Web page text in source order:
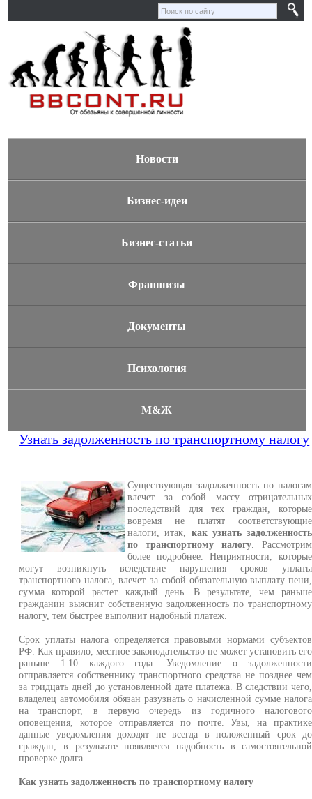
Новости
Бизнес-идеи
Бизнес-статьи
Франшизы
Документы
Психология
М&Ж
Узнать задолженность по транспортному налогу
Существующая задолженность по налогам
влечет за собой массу отрицательных
последствий для тех граждан, которые
вовремя не платят соответствующие
налоги, итак, как узнать задолженность
по транспортному налогу . Рассмотрим
более подробнее. Неприятности, которые
могут возникнуть вследствие нарушения сроков уплаты
транспортного налога, влечет за собой обязательную выплату пени,
сумма которой растет каждый день. В результате, чем раньше
гражданин выяснит собственную задолженность по транспортному
налогу, тем быстрее выполнит надобный платеж.
Срок уплаты налога определяется правовыми нормами субъектов
РФ. Как правило, местное законодательство не может установить его
раньше 1.10 каждого года. Уведомление о задолженности
отправляется собственнику транспортного средства не позднее чем
за тридцать дней до установленной дате платежа. В следствии чего,
владелец автомобиля обязан разузнать о начисленной сумме налога
на транспорт, в первую очередь из годичного налогового
оповещения, которое отправляется по почте. Увы, на практике
данные уведомления доходят не всегда в положенный срок до
граждан, в результате появляется надобность в самостоятельной
проверке долга.
Как узнать задолженность по транспортному налогу